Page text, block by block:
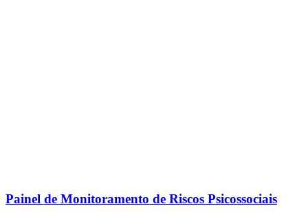
Painel de Monitoramento de Riscos Psicossociais